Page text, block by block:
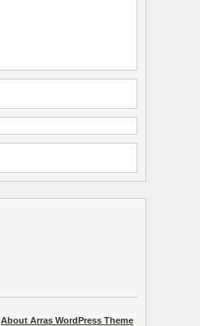
About Arras WordPress Theme